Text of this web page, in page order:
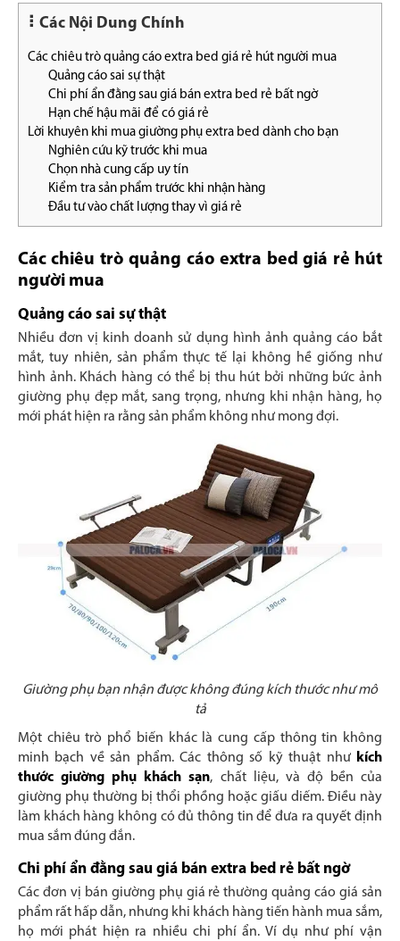
Các Nội Dung Chính
Các chiêu trò quảng cáo extra bed giá rẻ hút người mua
Quảng cáo sai sự thật
Chi phí ẩn đằng sau giá bán extra bed rẻ bất ngờ
Hạn chế hậu mãi để có giá rẻ
Lời khuyên khi mua giường phụ extra bed dành cho bạn
Nghiên cứu kỹ trước khi mua
Chọn nhà cung cấp uy tín
Kiểm tra sản phẩm trước khi nhận hàng
Đầu tư vào chất lượng thay vì giá rẻ
Các chiêu trò quảng cáo extra bed giá rẻ hút
người mua
Quảng cáo sai sự thật
Nhiều đơn vị kinh doanh sử dụng hình ảnh quảng cáo bắt
mắt, tuy nhiên, sản phẩm thực tế lại không hề giống như
hình ảnh. Khách hàng có thể bị thu hút bởi những bức ảnh
giường phụ đẹp mắt, sang trọng, nhưng khi nhận hàng, họ
mới phát hiện ra rằng sản phẩm không như mong đợi.
Giường phụ bạn nhận được không đúng kích thước như mô
tả
Một chiêu trò phổ biến khác là cung cấp thông tin không
minh bạch về sản phẩm. Các thông số kỹ thuật như kích
thước giường phụ khách sạn, chất liệu, và độ bền của
giường phụ thường bị thổi phồng hoặc giấu diếm. Điều này
làm khách hàng không có đủ thông tin để đưa ra quyết định
mua sắm đúng đắn.
Chi phí ẩn đằng sau giá bán extra bed rẻ bất ngờ
Các đơn vị bán giường phụ giá rẻ thường quảng cáo giá sản
phẩm rất hấp dẫn, nhưng khi khách hàng tiến hành mua sắm,
họ mới phát hiện ra nhiều chi phí ẩn. Ví dụ như phí vận